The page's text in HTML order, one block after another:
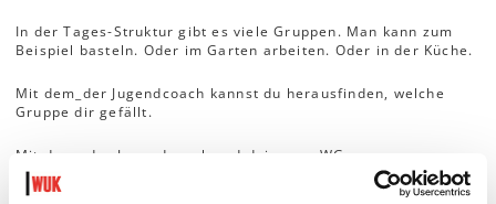
In der Tages-Struktur gibt es viele Gruppen. Man kann zum
Beispiel basteln. Oder im Garten arbeiten. Oder in der Küche.
Mit dem_der Jugendcoach kannst du herausfinden, welche
Gruppe dir gefällt.
Mit dem _der Jugendcoach und deiner_m WG-
Betreuer_in/Familie gehst du zu einem Erstgespräch in einer
Tages-Struktur. Du kannst dir die Räume anschauen. Und die